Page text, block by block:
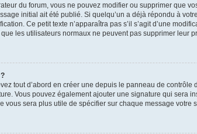
du forum, vous ne pouvez modifier ou supprimer que
initial ait été publié. Si quelqu’un a déjà répondu à
Ce petit texte n’apparaîtra pas s’il s’agit d’une
les utilisateurs normaux ne peuvent pas supprimer leur
tout d’abord en créer une depuis le panneau de
Vous pouvez également ajouter une signature qui
sera plus utile de spécifier sur chaque message votre